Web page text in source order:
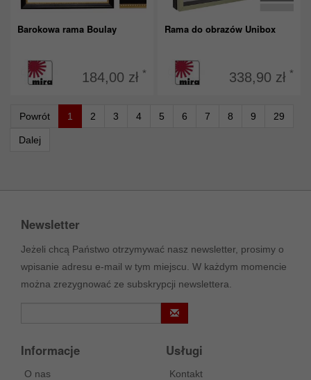
Barokowa rama Boulay
184,00 zł *
Rama do obrazów Unibox
338,90 zł *
Powrót 1 2 3 4 5 6 7 8 9 29
Dalej
Newsletter
Jeżeli chcą Państwo otrzymywać nasz newsletter, prosimy o
wpisanie adresu e-mail w tym miejscu. W każdym momencie
można zrezygnować ze subskrypcji newslettera.
Informacje
O nas
Usługi
Kontakt